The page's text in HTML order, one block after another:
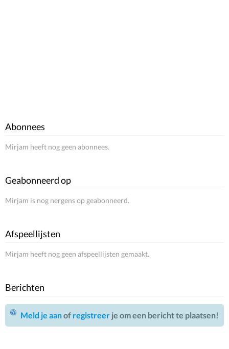
Abonnees
Mirjam heeft nog geen abonnees.
Geabonneerd op
Mirjam is nog nergens op geabonneerd.
Afspeellijsten
Mirjam heeft nog geen afspeellijsten gemaakt.
Berichten
Meld je aanof registreer je om een bericht te plaatsen!